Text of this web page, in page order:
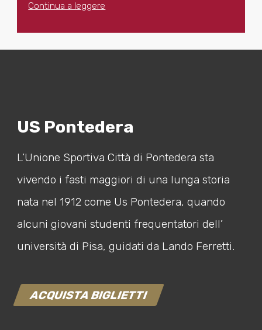
Continua a leggere
US Pontedera
L’Unione Sportiva Città di Pontedera sta
vivendo i fasti maggiori di una lunga storia
nata nel 1912 come Us Pontedera, quando
alcuni giovani studenti frequentatori dell’
università di Pisa, guidati da Lando Ferretti.
ACQUISTA BIGLIETTI